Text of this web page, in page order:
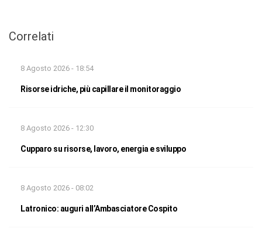
Correlati
8 Agosto 2026 - 18:54
Risorse idriche, più capillare il monitoraggio
8 Agosto 2026 - 12:30
Cupparo su risorse, lavoro, energia e sviluppo
8 Agosto 2026 - 08:02
Latronico: auguri all’Ambasciatore Cospito